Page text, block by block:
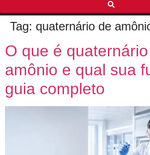
Tag: quaternário de
O que é
amônio e qual sua
guia completo